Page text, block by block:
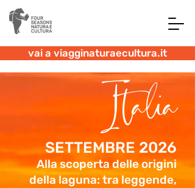
vai a viagginaturaecultura.it
Italia
SETTEMBRE 2026
Alla scoperta delle origini
della laguna: tra leggende,